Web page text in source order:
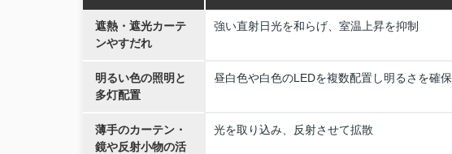
遮熱・遮光カーテ
ンやすだれ
強い直射日光を和らげ、室温上昇を抑制
明るい色の照明と
多灯配置
昼白色や白色のLEDを複数配置し明るさを確保
薄手のカーテン・
鏡や反射小物の活
光を取り込み、反射させて拡散